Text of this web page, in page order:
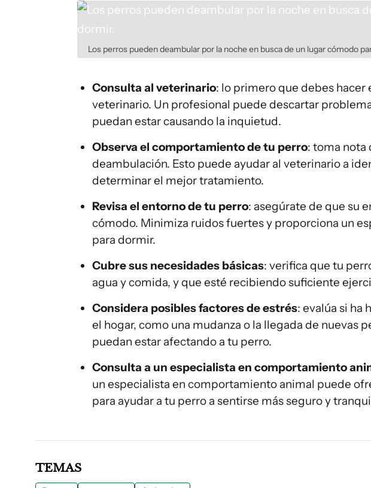
Los perros pueden deambular por la noche en busca de un lugar cómodo
Consulta al veterinario: lo primero que debes hacer
veterinario. Un profesional puede descartar
puedan estar causando la inquietud.
Observa el comportamiento de tu perro: toma nota
deambulación. Esto puede ayudar al veterinario a
determinar el mejor tratamiento.
Revisa el entorno de tu perro: asegúrate de que su
cómodo. Minimiza ruidos fuertes y proporciona un
para dormir.
Cubre sus necesidades básicas: verifica que tu
agua y comida, y que esté recibiendo suficiente
Considera posibles factores de estrés: evalúa si ha
el hogar, como una mudanza o la llegada de nuevas
puedan estar afectando a tu perro.
Consulta a un especialista en comportamiento
un especialista en comportamiento animal puede
para ayudar a tu perro a sentirse más seguro y
TEMAS